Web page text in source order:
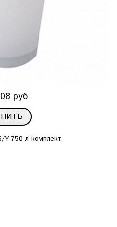
руб
Y-750 л комплект